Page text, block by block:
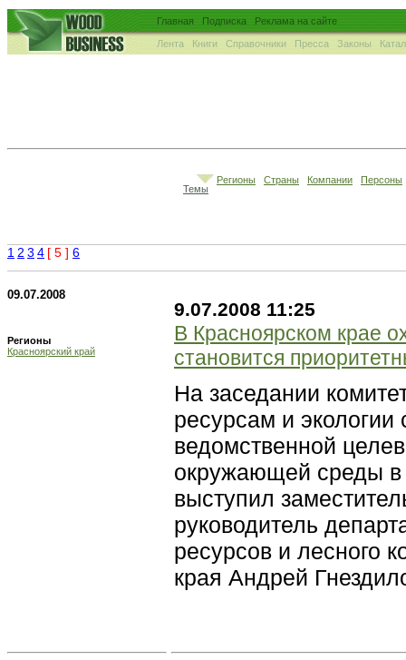
Главная Подписка Реклама на сайте
Лента Книги Справочники Пресса Законы
Темы
Регионы Страны Компании Персоны
1 2 3 4 [ 5 ] 6
09.07.2008
Регионы
Красноярский край
9.07.2008 11:25
В Красноярском крае
становится
На заседании
ресурсам и
ведомственной
окружающей среды в
выступил
руководитель
ресурсов и лесного
края Андрей